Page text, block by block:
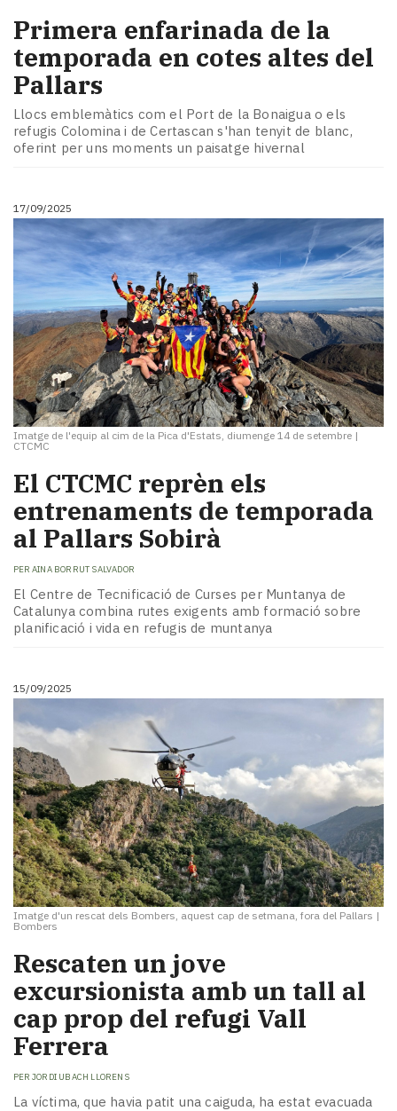
Primera enfarinada de la
temporada en cotes altes del
Pallars
Llocs emblemàtics com el Port de la Bonaigua o els
refugis Colomina i de Certascan s'han tenyit de blanc,
oferint per uns moments un paisatge hivernal
17/09/2025
Imatge de l'equip al cim de la Pica d'Estats, diumenge 14 de setembre |
CTCMC
El CTCMC reprèn els
entrenaments de temporada
al Pallars Sobirà
PER AINA BORRUT SALVADOR
El Centre de Tecnificació de Curses per Muntanya de
Catalunya combina rutes exigents amb formació sobre
planificació i vida en refugis de muntanya
15/09/2025
Imatge d'un rescat dels Bombers, aquest cap de setmana, fora del Pallars |
Bombers
Rescaten un jove
excursionista amb un tall al
cap prop del refugi Vall
Ferrera
PER JORDI UBACH LLORENS
La víctima, que havia patit una caiguda, ha estat evacuada